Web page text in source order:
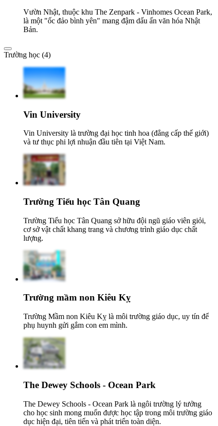
Vườn Nhật, thuộc khu The Zenpark - Vinhomes Ocean Park,
là một "ốc đảo bình yên" mang đậm dấu ấn văn hóa Nhật
Bản.
Trường học (4)
Vin University
Vin University là trường đại học tinh hoa (đẳng cấp thế giới)
và tư thục phi lợi nhuận đầu tiên tại Việt Nam.
Trường Tiểu học Tân Quang
Trường Tiểu học Tân Quang sở hữu đội ngũ giáo viên giỏi,
cơ sở vật chất khang trang và chương trình giáo dục chất
lượng.
Trường mầm non Kiêu Kỵ
Trường Mầm non Kiêu Kỵ là môi trường giáo dục, uy tín để
phụ huynh gửi gắm con em mình.
The Dewey Schools - Ocean Park
The Dewey Schools - Ocean Park là ngôi trường lý tưởng
cho học sinh mong muốn được học tập trong môi trường giáo
dục hiện đại, tiên tiến và phát triển toàn diện.